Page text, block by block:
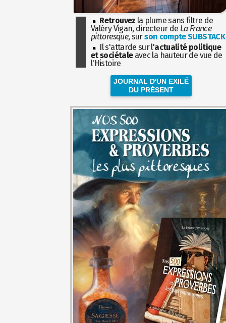
Retrouvez la plume sans filtre de
Valéry Vigan, directeur de La France
pittoresque, surson compte SUBSTACK
Il s'attarde sur l'actualité politique
et sociétaleavec la hauteur de vue de
l'Histoire
JOURNAL D'UN EXILÉ
DU PRÉSENT